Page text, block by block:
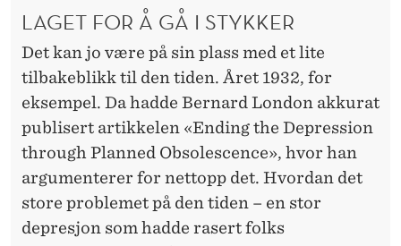
LAGET FOR Å GÅ I STYKKER
Det kan jo være på sin plass med et lite
tilbakeblikk til den tiden. Året 1932, for
eksempel. Da hadde Bernard London akkurat
publisert artikkelen «Ending the Depression
through Planned Obsolescence», hvor han
argumenterer for nettopp det. Hvordan det
store problemet på den tiden – en stor
depresjon som hadde rasert folks